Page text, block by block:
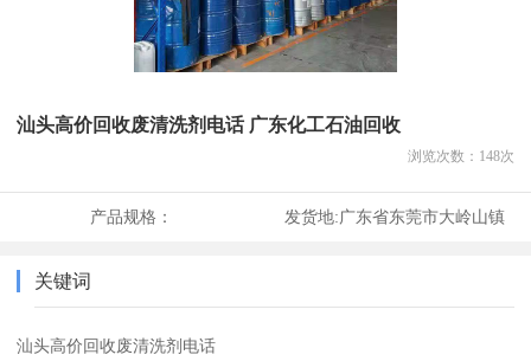
汕头高价回收废清洗剂电话 广东化工石油回收
浏览次数： 148次
产品规格： 发货地:广东省东莞市大岭山镇
关键词
汕头高价回收废清洗剂电话